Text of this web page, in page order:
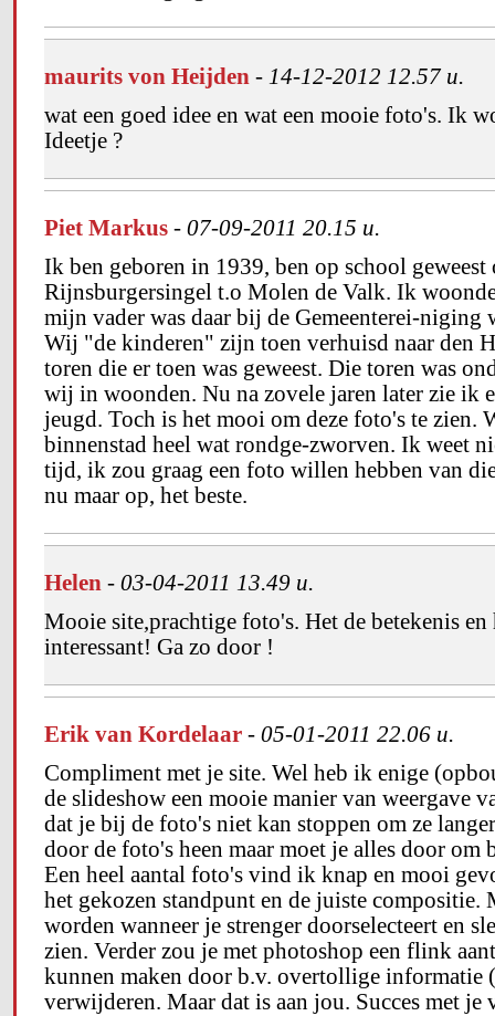
maurits von Heijden - 14-12-2012 12.57 u.
wat een goed idee en wat een mooie foto's. Ik
Ideetje ?
Piet Markus - 07-09-2011 20.15 u.
Ik ben geboren in 1939, ben op school
Rijnsburgersingel t.o Molen de Valk. Ik
mijn vader was daar bij de Gemeenterei-niging
Wij "de kinderen" zijn toen verhuisd naar den
toren die er toen was geweest. Die toren was
wij in woonden. Nu na zovele jaren later zie ik
jeugd. Toch is het mooi om deze foto's te zien.
binnenstad heel wat rondge-zworven. Ik weet
tijd, ik zou graag een foto willen hebben van
nu maar op, het beste.
Helen - 03-04-2011 13.49 u.
Mooie site,prachtige foto's. Het de betekenis en
interessant! Ga zo door !
Erik van Kordelaar - 05-01-2011 22.06 u.
Compliment met je site. Wel heb ik enige
de slideshow een mooie manier van weergave
dat je bij de foto's niet kan stoppen om ze
door de foto's heen maar moet je alles door om
Een heel aantal foto's vind ik knap en mooi
het gekozen standpunt en de juiste compositie.
worden wanneer je strenger doorselecteert en
zien. Verder zou je met photoshop een flink
kunnen maken door b.v. overtollige informatie
verwijderen. Maar dat is aan jou. Succes met